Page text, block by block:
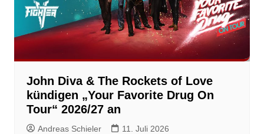
John Diva & The Rockets of Love
kündigen „Your Favorite Drug On
Tour“ 2026/27 an
Andreas Schieler 11. Juli 2026